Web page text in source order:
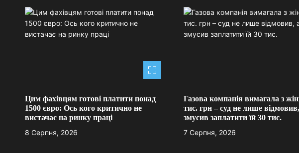
і
г
я
з
Цим фахівцям готові платити понад
1500 євро: Ось кого критично не
вистачає на ринку праці
8 Серпня, 2026
Газова компанія вимагала з
тис. грн – суд не лише
змусив заплатити їй 30 тис.
7 Серпня, 2026